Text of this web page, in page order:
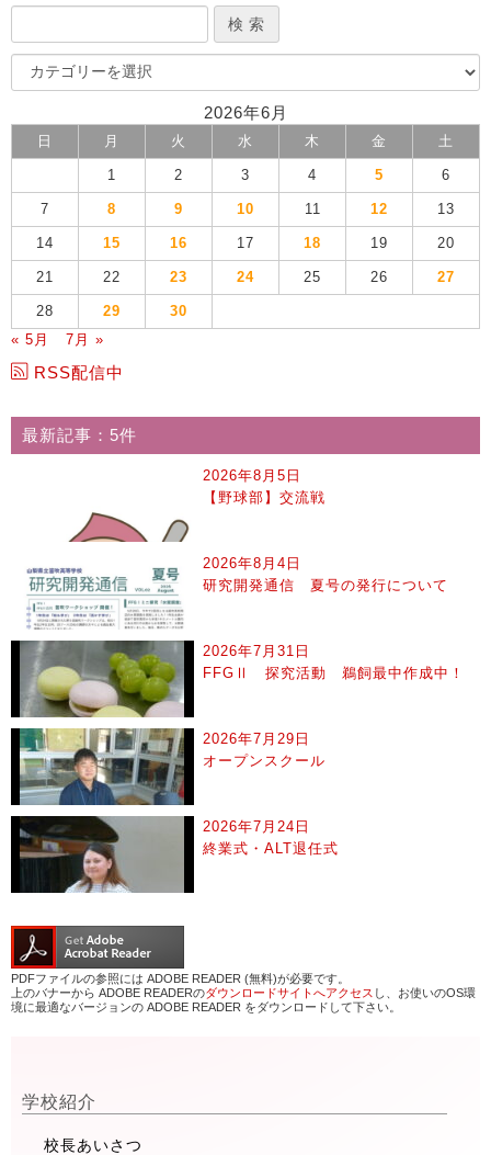
2026年6月
日 月 火 水 木 金 土
1 2 3 4 5 6
7 8 9 10 11 12 13
14 15 16 17 18 19 20
21 22 23 24 25 26 27
28 29
30
« 5月
7月 »
RSS配信中
最新記事：5件
2026年8月5日
【野球部】交流戦
2026年8月4日
研究開発通信 夏号の発行について
2026年7月31日
FFGⅡ 探究活動 鵜飼最中作成中！
2026年7月29日
オープンスクール
2026年7月24日
終業式・ALT退任式
PDFファイルの参照には ADOBE READER (無料)が必要です。
上のバナーから ADOBE READERのダウンロードサイトへアクセス し、お使いのOS環
境に最適なバージョンの ADOBE READER をダウンロードして下さい。
学校紹介
校長あいさつ